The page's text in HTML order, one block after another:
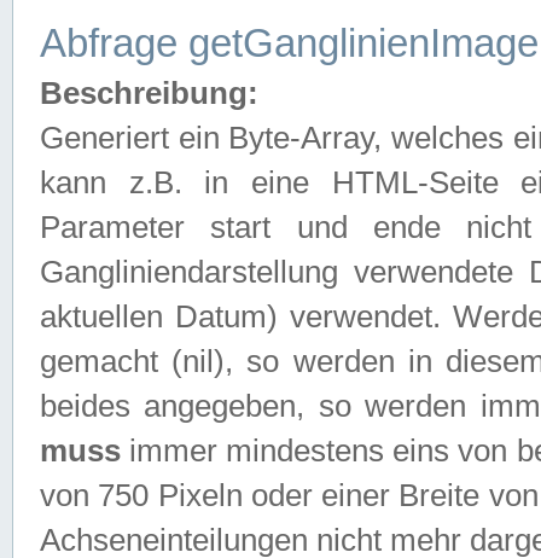
Abfrage getGanglinienImage
Beschreibung:
Generiert ein Byte-Array, welches
kann z.B. in eine HTML-Seite
Parameter start und ende
Gangliniendarstellung
aktuellen Datum) verwendet.
gemacht (nil), so werden in
beides angegeben, so werden
muss immer mindestens eins von
von 750 Pixeln oder einer Breite
Achseneinteilungen nicht mehr